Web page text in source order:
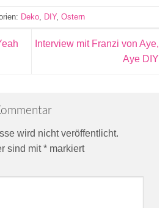
Deko, DIY, Ostern
Interview mit Franzi von Aye,
Aye DIY
wird nicht veröffentlicht.
sind mit* markiert